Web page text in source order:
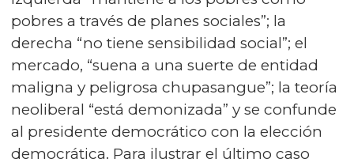
pobres a través de planes sociales”; la
derecha “no tiene sensibilidad social”; el
mercado, “suena a una suerte de entidad
maligna y peligrosa chupasangue”; la teoría
neoliberal “está demonizada” y se confunde
al presidente democrático con la elección
democrática. Para ilustrar el último caso